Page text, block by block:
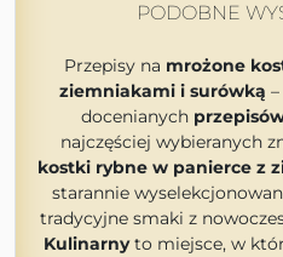
PODOBNE
Przepisy na mrożone
ziemniakami i surówką
docenianych
najczęściej wybieranych
kostki rybne w panierce z
starannie
tradycyjne smaki z
Kulinarnyto miejsce, w